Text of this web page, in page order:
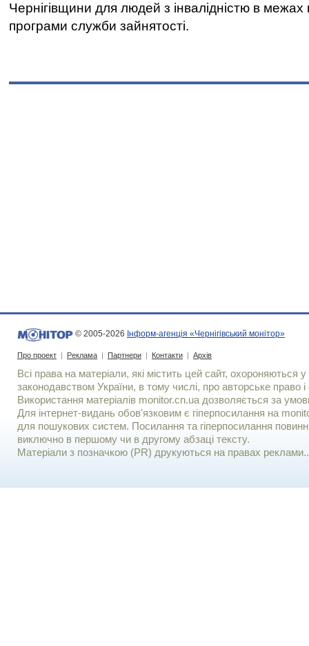
Чернігівщини для людей з інвалідністю в межах
програми служби зайнятості.
© 2005-2026 Інформ-агенція «Чернігівський монітор»
Про проект | Реклама | Партнери | Контакти | Архів
Всі права на матеріали, які містить цей сайт, охороняються у
законодавством України, в тому числі, про авторське право і
Використання матерiалiв monitor.cn.ua дозволяється за
Для iнтернет-видань обов'язковим є гiперпосилання на
для пошукових систем. Посилання та гіперпосилання
виключно в першому чи в другому абзаці тексту.
Матеріали з позначкою (PR) друкуються на правах реклами..